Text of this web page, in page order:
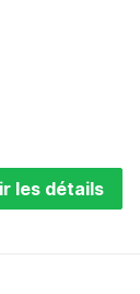
les détails